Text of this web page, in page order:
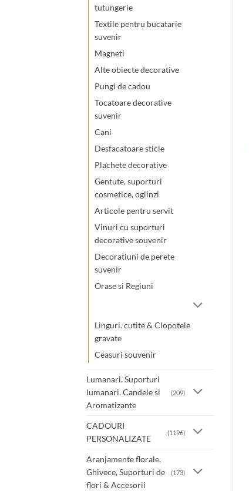
tutungerie
Textile pentru bucatarie
suvenir
Magneti
Alte obiecte decorative
Pungi de cadou
Tocatoare decorative
suvenir
Cani
Desfacatoare sticle
Plachete decorative
Gentute, suporturi
cosmetice, oglinzi
Articole pentru servit
Vinuri cu suporturi
decorative souvenir
Decoratiuni de perete
suvenir
Orase si Regiuni
Linguri. cutite & Clopotele
gravate
Ceasuri souvenir
Lumanari. Suporturi
lumanari. Candele si
Aromatizante
(209)
CADOURI
PERSONALIZATE
(1196)
Aranjamente florale,
Ghivece, Suporturi de
flori & Accesorii
(173)